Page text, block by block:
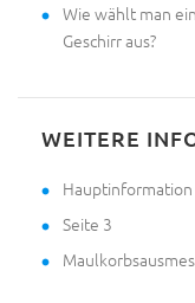
Wie wählt man
Geschirr aus?
WEITERE
Seite 3